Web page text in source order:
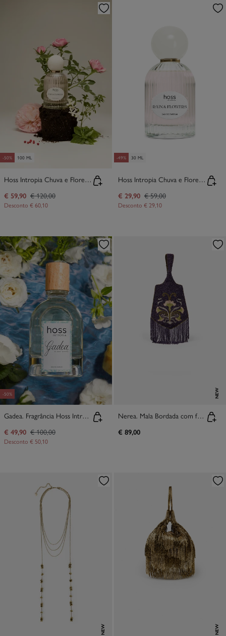
-50% 100 ML
Hoss Intropia Chuva e Flores Eau De Parfum
€ 59,90 € 120,00
Desconto € 60,10
-49% 30 ML
Hoss Intropia Chuva e Flores Eau De Parfum
€ 29,90 € 59,00
Desconto € 29,10
-50%
Gadea. Fragrância Hoss Intropia 100ml
€ 49,90 € 100,00
Desconto € 50,10
NEW
Nerea. Mala Bordada com franjas
€ 89,00
NEW NEW